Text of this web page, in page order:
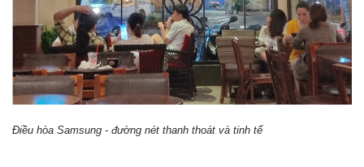
Điều hòa Samsung - đường nét thanh thoát và tinh tế